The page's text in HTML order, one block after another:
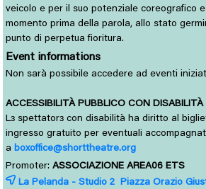
veicolo e per il suo potenziale coreografico
momento prima della parola, allo stato
punto di perpetua fioritura.
Event informations
Non sarà possibile accedere ad eventi
ACCESSIBILITÀ PUBBLICO CON DISABILITÀ
L ɜ spettatorɜ con disabilità ha diritto al
ingresso gratuito per eventuali
a boxoffice@shorttheatre.org
Promoter: ASSOCIAZIONE AREA06 ETS
La Pelanda - Studio 2 Piazza Orazio